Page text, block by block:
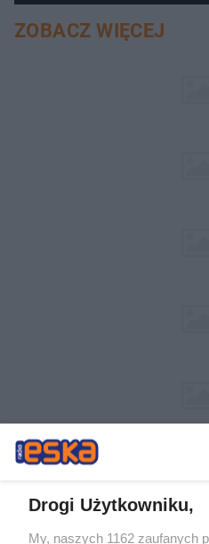
ZOBACZ WIĘCEJ
Drogi Użytkowniku,
My, naszych 1162 zaufanych